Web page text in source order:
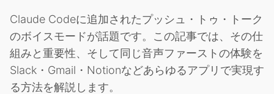
Claude Codeに追加されたプッシュ・トゥ・トーク
のボイスモードが話題です。この記事では、その仕
組みと重要性、そして同じ音声ファーストの体験を
Slack・Gmail・Notionなどあらゆるアプリで実現す
る方法を解説します。